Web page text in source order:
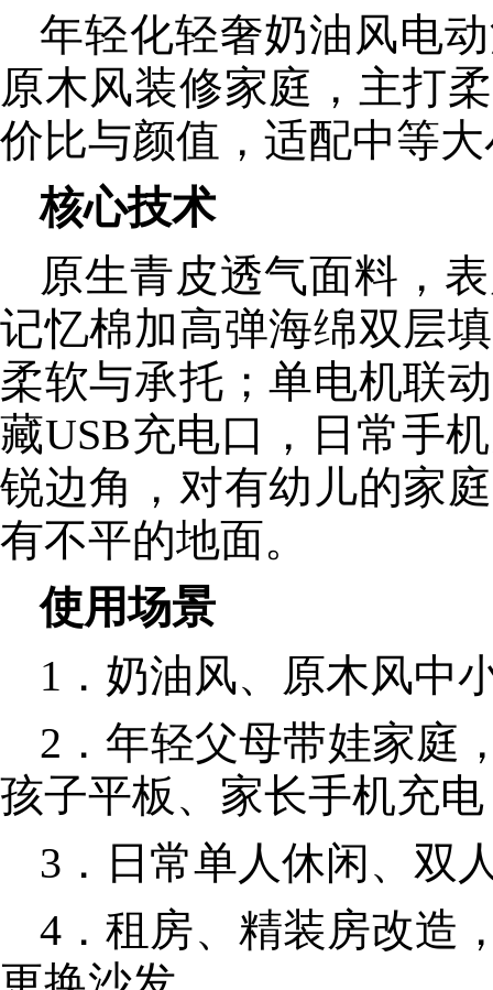
年轻化轻奢奶油风电
原木风装修家庭，主打
价比与颜值，适配中等
核心技术
原生青皮透气面料，
记忆棉加高弹海绵双层
柔软与承托；单电机联
藏USB充电口，日常手
锐边角，对有幼儿的家
有不平的地面。
使用场景
1．奶油风、原木风中
2．年轻父母带娃家庭
孩子平板、家长手机充
3．日常单人休闲、双
4．租房、精装房改造